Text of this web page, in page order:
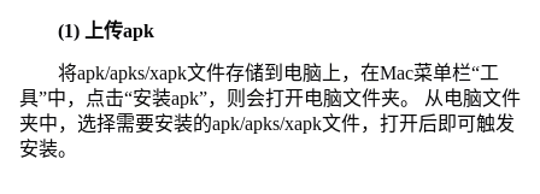
(1) 上传apk
将apk/apks/xapk文件存储到电脑上，在Mac菜单栏“工
具”中，点击“安装apk”，则会打开电脑文件夹。 从电脑文件
夹中，选择需要安装的apk/apks/xapk文件，打开后即可触发
安装。